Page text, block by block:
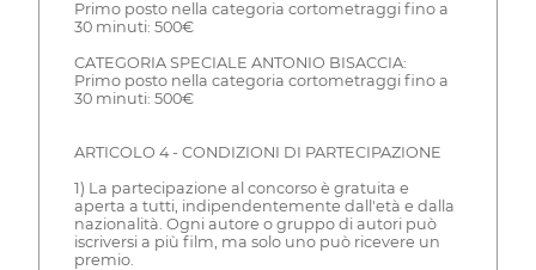
Primo posto nella categoria cortometraggi fino a
30 minuti: 500€
CATEGORIA SPECIALE ANTONIO BISACCIA:
Primo posto nella categoria cortometraggi fino a
30 minuti: 500€
ARTICOLO 4 - CONDIZIONI DI PARTECIPAZIONE
1) La partecipazione al concorso è gratuita e
aperta a tutti, indipendentemente dall'età e dalla
nazionalità. Ogni autore o gruppo di autori può
iscriversi a più film, ma solo uno può ricevere un
premio.